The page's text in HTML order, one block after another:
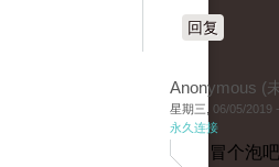
回复
Anonymous (
星期三, 06/05/2019
永久连接
冒个泡